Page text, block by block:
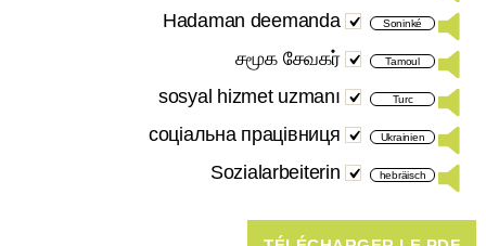
Soninké
Hadaman deemanda
Tamoul
சமூக சேவகர்
Turc
sosyal hizmet uzmanı
Ukrainien
соціальна працівниця
hebräisch
Sozialarbeiterin